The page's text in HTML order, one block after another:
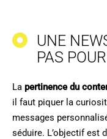
UNE
PAS
La pertinence du
il faut piquer la
messages
séduire. L’objectif est